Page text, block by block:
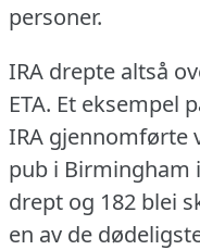
personer.
IRA drepte altså
ETA. Et eksempel
IRA gjennomførte
pub i Birmingham
drept og 182 blei
en av de